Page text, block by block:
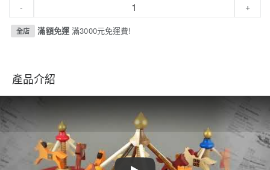
- +
全店 滿額免運滿3000元免運費!
產品介紹